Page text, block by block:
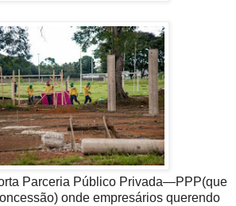
Parceria Público Privada—PPP(que
onde empresários querendo